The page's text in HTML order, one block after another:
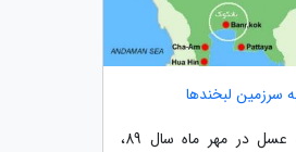
سرزمین لبخندها
برای سفر ماه عسل در مهر ماه سال 89،